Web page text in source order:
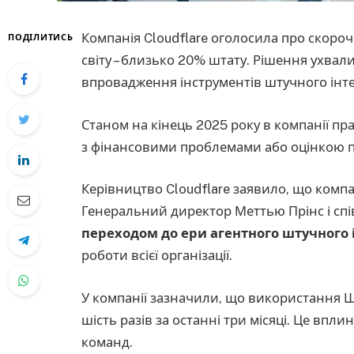
ПОДІЛИТИСЬ
Компанія Cloudflare оголосила про
світу – близько 20% штату. Рішення
впровадження інструментів штучного
Станом на кінець 2025 року в компанії
з фінансовими проблемами або оцінкою
Керівництво Cloudflare заявило, що
Генеральний директор Меттью Прінс і
переходом до ери агентного штучного
роботи всієї організації.
У компанії зазначили, що використання
шість разів за останні три місяці. Це
команд.